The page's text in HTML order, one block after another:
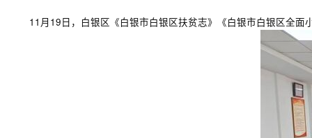
11月19日，白银区《白银市白银区扶贫志》《白银市白银区全